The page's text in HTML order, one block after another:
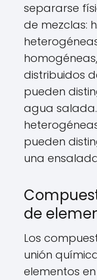
separarse
de mezclas:
distribuidos
pueden
agua
pueden
una
de
Los
unión
elementos